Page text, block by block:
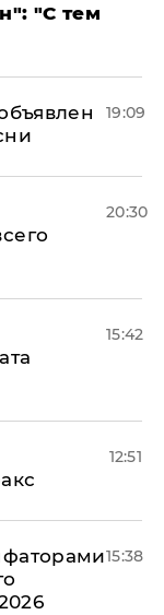
"С тем
19:09
20:30
15:42
12:51
15:38